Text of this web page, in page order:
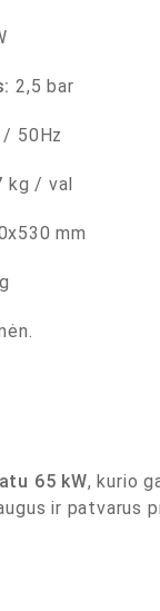
2,5 bar
50Hz
kg / val
mm
65 kW, kurio
ir patvarus